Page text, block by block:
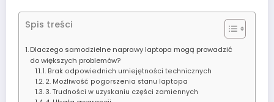
Spis treści
Dlaczego samodzielne naprawy laptopa mogą prowadzić
do większych problemów?
1. Brak odpowiednich umiejętności technicznych
2. Możliwość pogorszenia stanu laptopa
3. Trudności w uzyskaniu części zamiennych